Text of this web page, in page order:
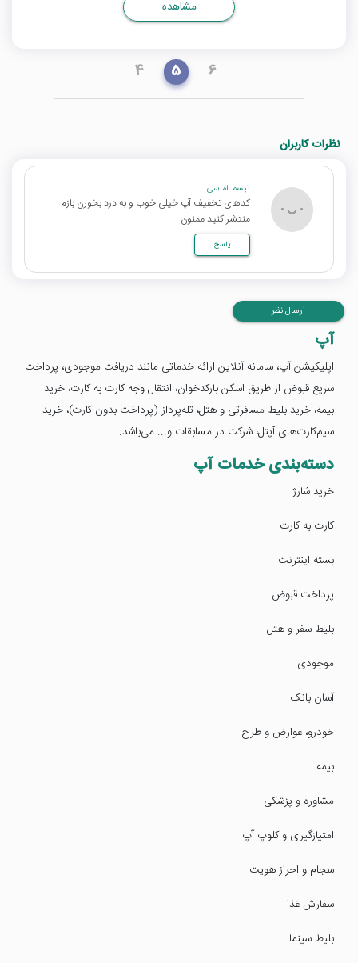
مشاهده
4 5 6
نظرات کاربران
تبسم الماسی
کدهای تخفیف آپ خیلی خوب و به درد بخورن بازم
منتشر کنید ممنون.
پاسخ
ارسال نظر
آپ
اپلیکیشن آپ، سامانه‌ آنلاین ارائه خدماتی مانند دريافت موجودی، پرداخت
سریع قبوض از طریق اسکن بارکدخوان، انتقال وجه کارت به کارت، خرید
بیمه، خرید بلیط مسافرتی و هتل، تله‌پرداز (پرداخت بدون کارت)، خرید
سیم‌کارت‌های آپتل، شرکت در مسابقات و... می‌باشد.
دسته‌بندی خدمات آپ
خرید شارژ
کارت به کارت
بسته اینترنت
پرداخت قبوض
بلیط سفر و هتل
موجودی
آسان بانک
خودرو، عوارض و طرح
بیمه
مشاوره و پزشکی
امتیازگیری و کلوپ آپ
سجام و احراز هویت
سفارش غذا
بلیط سینما